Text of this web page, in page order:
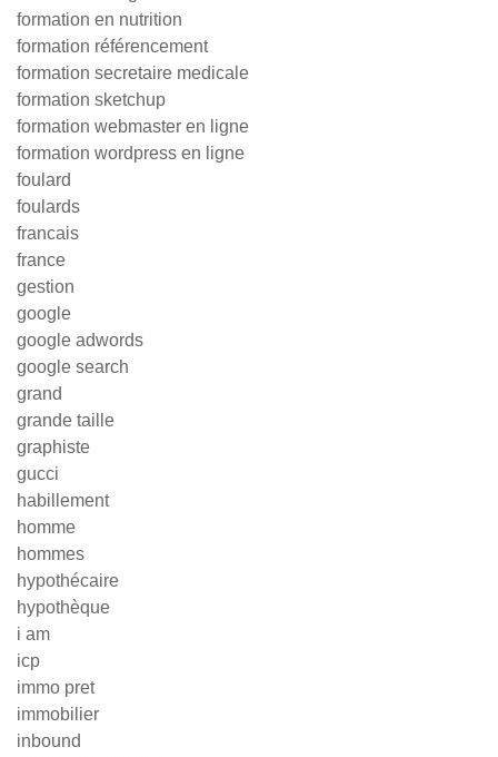
formation en nutrition
formation référencement
formation secretaire medicale
formation sketchup
formation webmaster en ligne
formation wordpress en ligne
foulard
foulards
francais
france
gestion
google
google adwords
google search
grand
grande taille
graphiste
gucci
habillement
homme
hommes
hypothécaire
hypothèque
i am
icp
immo pret
immobilier
inbound